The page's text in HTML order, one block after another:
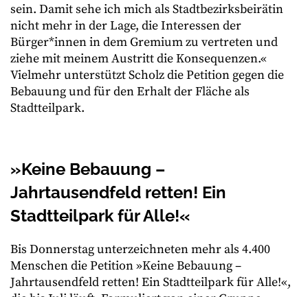
sein. Damit sehe ich mich als Stadtbezirksbeirätin
nicht mehr in der Lage, die Interessen der
Bürger*innen in dem Gremium zu vertreten und
ziehe mit meinem Austritt die Konsequenzen.«
Vielmehr unterstützt Scholz die Petition gegen die
Bebauung und für den Erhalt der Fläche als
Stadtteilpark.
»Keine Bebauung –
Jahrtausendfeld retten! Ein
Stadtteilpark für Alle!«
Bis Donnerstag unterzeichneten mehr als 4.400
Menschen die Petition »Keine Bebauung –
Jahrtausendfeld retten! Ein Stadtteilpark für Alle!«,